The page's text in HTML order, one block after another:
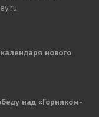
нового
над «Горняком-